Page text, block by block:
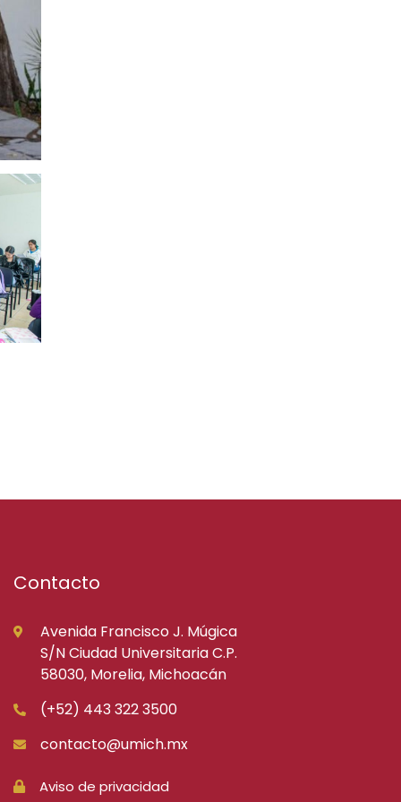
Contacto
Avenida Francisco J. Múgica
S/N Ciudad Universitaria C.P.
58030, Morelia, Michoacán
(+52) 443 322 3500
contacto@umich.mx
Aviso de privacidad